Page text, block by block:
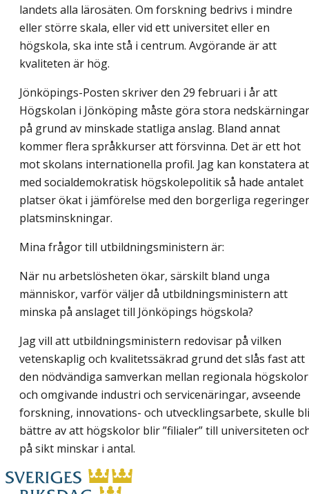
landets alla lärosäten. Om forskning bedrivs i mindre
eller större skala, eller vid ett universitet eller en
högskola, ska inte stå i centrum. Avgörande är att
kvaliteten är hög.
Jönköpings-Posten skriver den 29 februari i år att
Högskolan i Jönköping måste göra stora nedskärningar
på grund av minskade statliga anslag. Bland annat
kommer flera språkkurser att försvinna. Det är ett hot
mot skolans internationella profil. Jag kan konstatera
med socialdemokratisk högskolepolitik så hade antalet
platser ökat i jämförelse med den borgerliga
platsminskningar.
Mina frågor till utbildningsministern är:
När nu arbetslösheten ökar, särskilt bland unga
människor, varför väljer då utbildningsministern att
minska på anslaget till Jönköpings högskola?
Jag vill att utbildningsministern redovisar på vilken
vetenskaplig och kvalitetssäkrad grund det slås fast att
den nödvändiga samverkan mellan regionala högskolor
och omgivande industri och servicenäringar, avseende
forskning, innovations- och utvecklingsarbete, skulle bli
bättre av att högskolor blir ”filialer” till universiteten
på sikt minskar i antal.